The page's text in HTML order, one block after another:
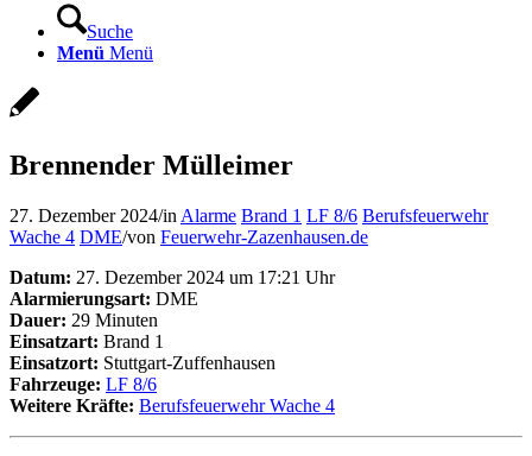
Suche
Menü Menü
Brennender Mülleimer
27. Dezember 2024/in Alarme Brand 1 LF 8/6 Berufsfeuerwehr
Wache 4 DME/von Feuerwehr-Zazenhausen.de
Datum: 27. Dezember 2024 um 17:21 Uhr
Alarmierungsart: DME
Dauer: 29 Minuten
Einsatzart: Brand 1
Einsatzort: Stuttgart-Zuffenhausen
Fahrzeuge: LF 8/6
Weitere Kräfte: Berufsfeuerwehr Wache 4